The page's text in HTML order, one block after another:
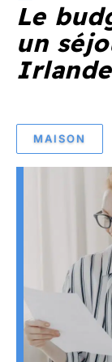
Le
un
Irlande
MAISON